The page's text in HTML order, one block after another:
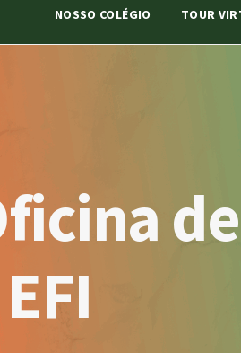
NOSSO COLÉGIO TOUR